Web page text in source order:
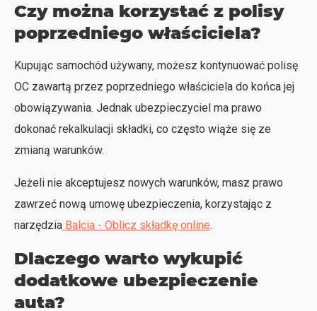
Czy można korzystać z polisy
poprzedniego właściciela?
Kupując samochód używany, możesz kontynuować polisę
OC zawartą przez poprzedniego właściciela do końca jej
obowiązywania. Jednak ubezpieczyciel ma prawo
dokonać rekalkulacji składki, co często wiąże się ze
zmianą warunków.
Jeżeli nie akceptujesz nowych warunków, masz prawo
zawrzeć nową umowę ubezpieczenia, korzystając z
narzędzia Balcia - Oblicz składkę online.
Dlaczego warto wykupić
dodatkowe ubezpieczenie
auta?